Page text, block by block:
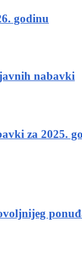
godinu
nabavki
za 2025.